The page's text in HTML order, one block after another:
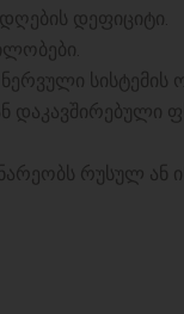
დეფიციტი.
სისტემის
დაკავშირებული
რუსულ ან